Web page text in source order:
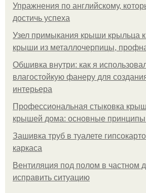
Упражнения по английскому,
достичь успеха
Узел примыкания крыши крыльца
крыши из металлочерпицы,
Обшивка внутри: как я
влагостойкую фанеру для
интерьера
Профессиональная стыковка
крышей дома: основные
Зашивка труб в туалете
каркаса
Вентиляция под полом в частном
исправить ситуацию